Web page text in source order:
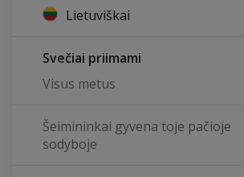
Lietuviškai
Svečiai priimami
Visus metus
Šeimininkai gyvena toje pačioje
sodyboje